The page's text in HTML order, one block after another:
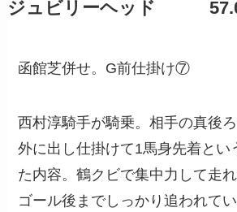
ジュビリーヘッド 57.0
函館芝併せ。G前仕掛け⑦
西村淳騎手が騎乗。相手の真後
外に出し仕掛けて1馬身先着とい
た内容。鶴クビで集中力して走れ
ゴール後までしっかり追われて